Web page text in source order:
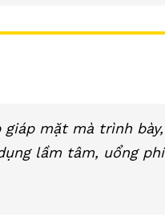
giáp mặt mà trình bày,
lầm tâm, uổng phí